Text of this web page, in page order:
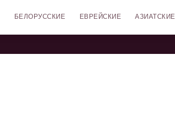
БЕЛОРУССКИЕ ЕВРЕЙСКИЕ АЗИАТСКИЕ